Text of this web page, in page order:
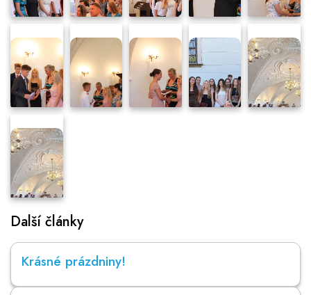
Další články
Krásné prázdniny!